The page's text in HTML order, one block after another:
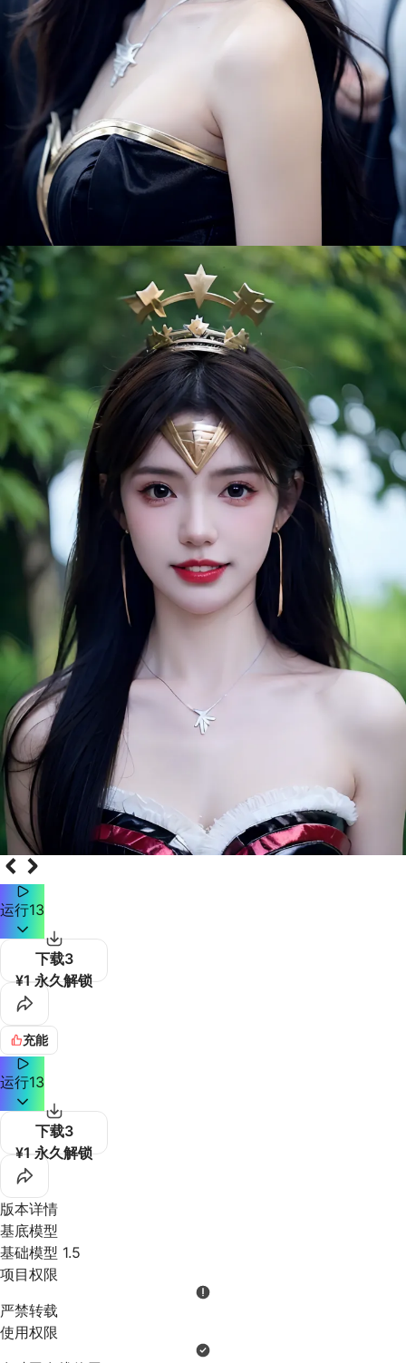
运行13
下载3
¥1 永久解锁
充能
运行13
下载3
¥1 永久解锁
版本详情
基底模型
基础模型 1.5
项目权限
严禁转载
使用权限